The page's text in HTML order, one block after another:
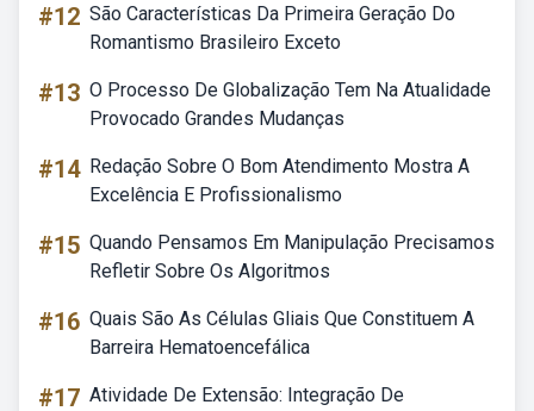
#12 São Características Da Primeira Geração Do
Romantismo Brasileiro Exceto
#13 O Processo De Globalização Tem Na Atualidade
Provocado Grandes Mudanças
#14 Redação Sobre O Bom Atendimento Mostra A
Excelência E Profissionalismo
#15 Quando Pensamos Em Manipulação Precisamos
Refletir Sobre Os Algoritmos
#16 Quais São As Células Gliais Que Constituem A
Barreira Hematoencefálica
#17 Atividade De Extensão: Integração De